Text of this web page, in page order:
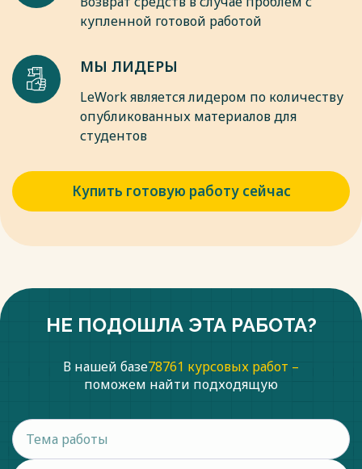
купленной готовой работой
МЫ ЛИДЕРЫ
LeWork является лидером по количеству
опубликованных материалов для
студентов
Купить готовую работу сейчас
НЕ ПОДОШЛА ЭТА РАБОТА?
В нашей базе78761 курсовых работ –
поможем найти подходящую